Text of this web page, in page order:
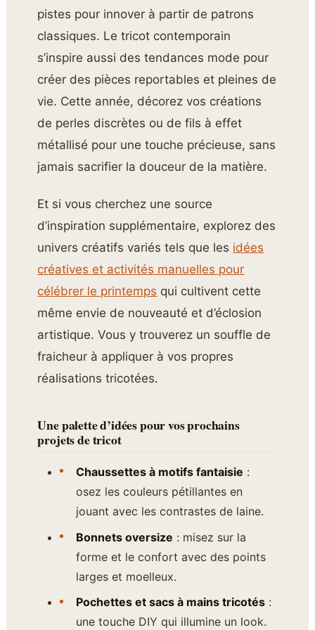
pistes pour innover à partir de patrons
classiques. Le tricot contemporain
s’inspire aussi des tendances mode pour
créer des pièces reportables et pleines de
vie. Cette année, décorez vos créations
de perles discrètes ou de fils à effet
métallisé pour une touche précieuse, sans
jamais sacrifier la douceur de la matière.
Et si vous cherchez une source
d’inspiration supplémentaire, explorez des
univers créatifs variés tels que les idées
créatives et activités manuelles pour
célébrer le printemps qui cultivent cette
même envie de nouveauté et d’éclosion
artistique. Vous y trouverez un souffle de
fraicheur à appliquer à vos propres
réalisations tricotées.
Une palette d’idées pour vos prochains
projets de tricot
Chaussettes à motifs fantaisie :
osez les couleurs pétillantes en
jouant avec les contrastes de laine.
Bonnets oversize : misez sur la
forme et le confort avec des points
larges et moelleux.
Pochettes et sacs à mains tricotés:
une touche DIY qui illumine un look.